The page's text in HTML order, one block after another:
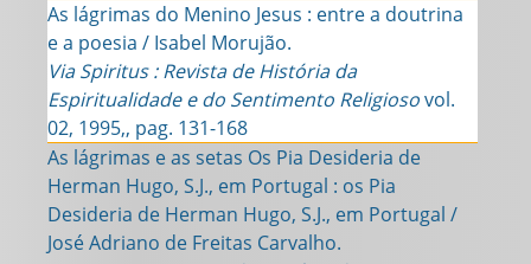
As lágrimas do Menino Jesus : entre a doutrina
e a poesia / Isabel Morujão.
Via Spiritus : Revista de História da
Espiritualidade e do Sentimento Religiosovol.
02, 1995,, pag. 131-168
As lágrimas e as setas Os Pia Desideria de
Herman Hugo, S.J., em Portugal : os Pia
Desideria de Herman Hugo, S.J., em Portugal /
José Adriano de Freitas Carvalho.